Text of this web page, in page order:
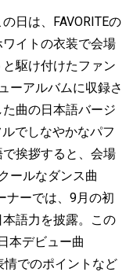
日は、 FAVORITEの
イトの衣装で会場
駆け付けたファン
ーアルバムに収録さ
曲の日本語バージ
ルでしなやかなパフ
挨拶すると、会場
ールなダンス曲
ーでは、 9月の初
語力を披露。この
本デビュー曲
情でのポイントなど